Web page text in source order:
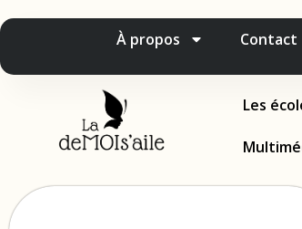
À propos Contact
Les